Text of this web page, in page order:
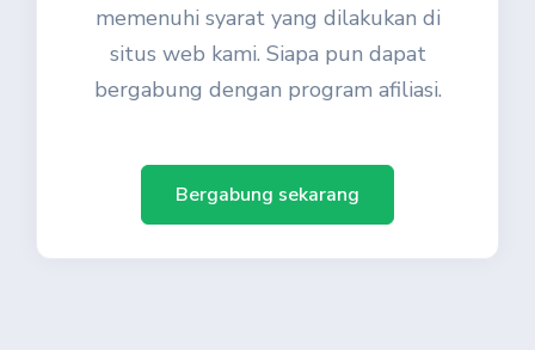
memenuhi syarat yang dilakukan di
situs web kami. Siapa pun dapat
bergabung dengan program afiliasi.
Bergabung sekarang